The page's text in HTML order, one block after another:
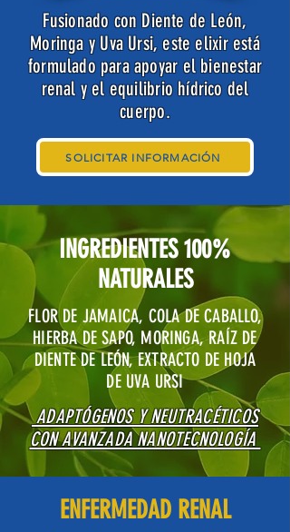
Fusionado con Diente de León,
Moringa y Uva Ursi, este elixir está
formulado para apoyar el bienestar
renal y el equilibrio hídrico del
cuerpo.
SOLICITAR INFORMACIÓN
INGREDIENTES 100%
NATURALES
FLOR DE JAMAICA, COLA DE CABALLO,
HIERBA DE SAPO, MORINGA, RAÍZ DE
DIENTE DE LEÓN, EXTRACTO DE HOJA
DE UVA URSI
ADAPTÓGENOS Y NEUTRACÉTICOS
CON AVANZADA NANOTECNOLOGÍA
ENFERMEDAD RENAL